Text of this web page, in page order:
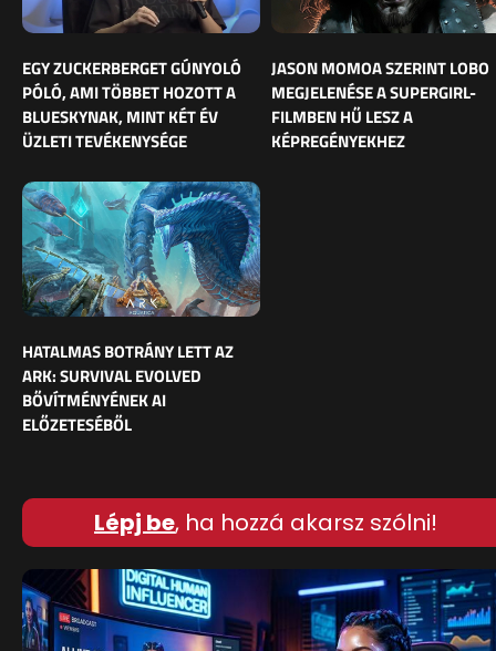
EGY ZUCKERBERGET GÚNYOLÓ
PÓLÓ, AMI TÖBBET HOZOTT A
BLUESKYNAK, MINT KÉT ÉV
ÜZLETI TEVÉKENYSÉGE
JASON MOMOA SZERINT LOBO
MEGJELENÉSE A SUPERGIRL-
FILMBEN HŰ LESZ A
KÉPREGÉNYEKHEZ
HATALMAS BOTRÁNY LETT AZ
ARK: SURVIVAL EVOLVED
BŐVÍTMÉNYÉNEK AI
ELŐZETESÉBŐL
Lépj be, ha hozzá akarsz szólni!